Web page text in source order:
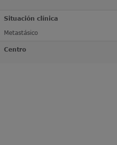
Situación clínica
Metastásico
Centro